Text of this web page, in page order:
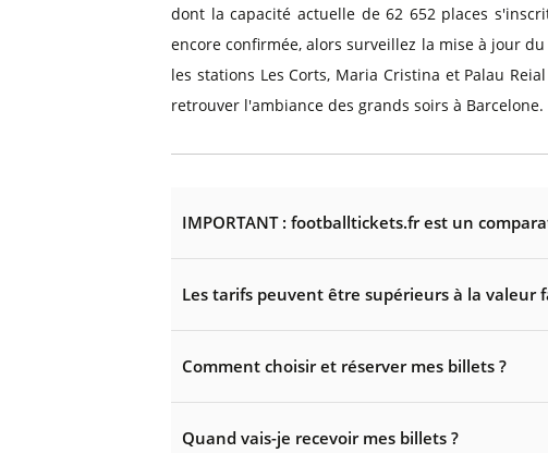
dont la capacité actuelle de 62 652 places
encore confirmée, alors surveillez la mise à jour
les stations Les Corts, Maria Cristina et Palau
retrouver l'ambiance des grands soirs à Barcelone.
IMPORTANT : footballtickets.fr est un
Les tarifs peuvent être supérieurs à la valeur
Comment choisir et réserver mes billets ?
Quand vais-je recevoir mes billets ?